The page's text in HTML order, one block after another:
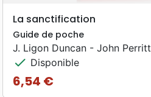
La sanctification
Guide de poche
J. Ligon Duncan - John Perritt
check Disponible
Prix
6,54 €